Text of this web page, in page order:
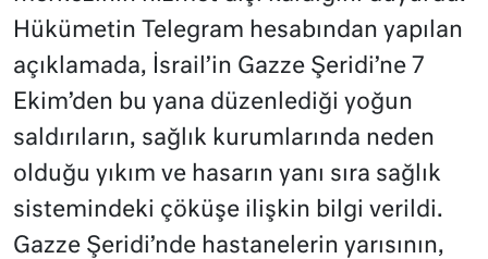
Hükümetin Telegram hesabından yapılan
açıklamada, İsrail’in Gazze Şeridi’ne 7
Ekim’den bu yana düzenlediği yoğun
saldırıların, sağlık kurumlarında neden
olduğu yıkım ve hasarın yanı sıra sağlık
sistemindeki çöküşe ilişkin bilgi verildi.
Gazze Şeridi’nde hastanelerin yarısının,